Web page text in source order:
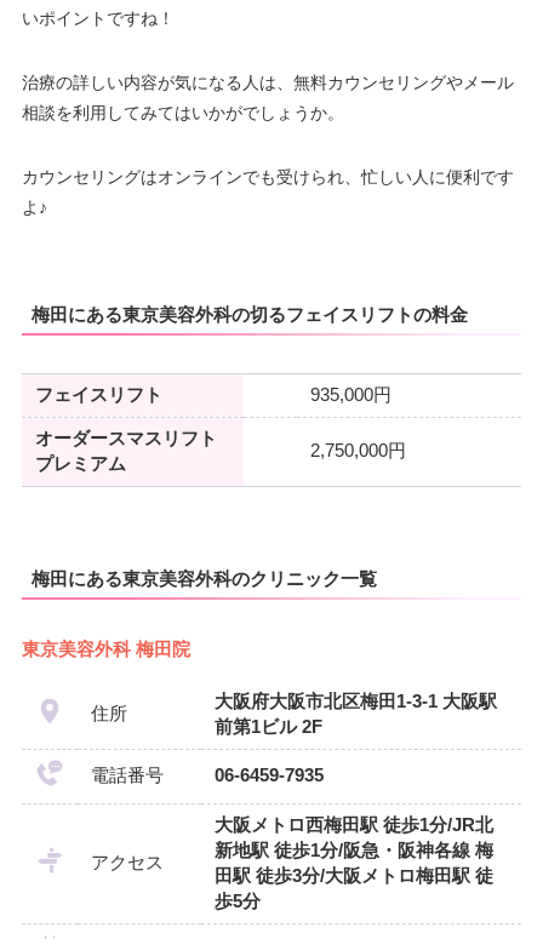
いポイントですね！
治療の詳しい内容が気になる人は、無料カウンセリングやメール
相談を利用してみてはいかがでしょうか。
カウンセリングはオンラインでも受けられ、忙しい人に便利です
よ♪
梅田にある東京美容外科の切るフェイスリフトの料金
フェイスリフト 935,000円
オーダースマスリフト
プレミアム
2,750,000円
梅田にある東京美容外科のクリニック一覧
東京美容外科 梅田院
住所
大阪府大阪市北区梅田1-3-1 大阪駅
前第1ビル 2F
電話番号 06-6459-7935
アクセス
大阪メトロ西梅田駅 徒歩1分/JR北
新地駅 徒歩1分/阪急・阪神各線 梅
田駅 徒歩3分/大阪メトロ梅田駅 徒
歩5分